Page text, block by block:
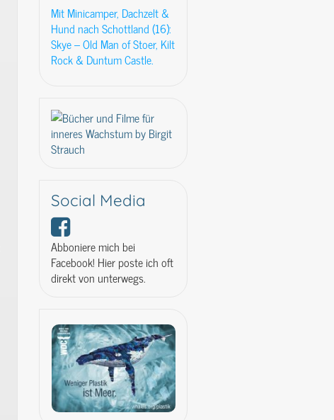
Mit Minicamper, Dachzelt &
Hund nach Schottland (16):
Skye – Old Man of Stoer, Kilt
Rock & Duntum Castle.
Social Media
Abboniere mich bei
Facebook! Hier poste ich oft
direkt von unterwegs.